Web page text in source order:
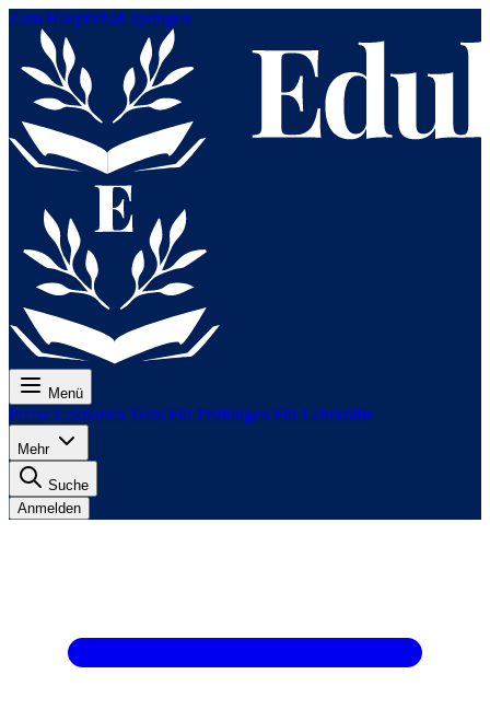
Zum Hauptinhalt springen
Menü
Preise Lektionen Tests Für Prüfungen Für Lehrkräfte
Mehr
Suche
Anmelden